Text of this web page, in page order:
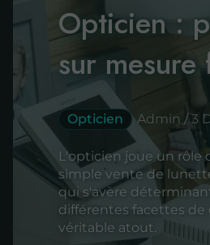
Opticien :
sur
Opticien Admin / 3
L'opticien joue un rôle
simple vente de
qui s'avère
différentes facettes
véritable atout.